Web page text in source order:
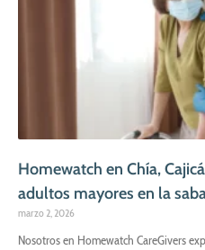
Homewatch en Chía,
adultos mayores en la
marzo 2, 2026
Nosotros en Homewatch CareGivers